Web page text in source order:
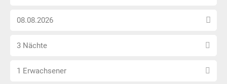
nicht
Anreise
wählen
Anzahl
wählen
3 Nächte
Anzahl
1 Erwachsener